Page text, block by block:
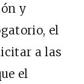
y
el
a las
el